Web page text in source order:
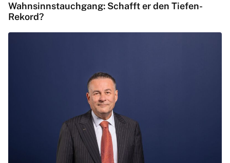
Wahnsinnstauchgang: Schafft er den Tiefen-
Rekord?